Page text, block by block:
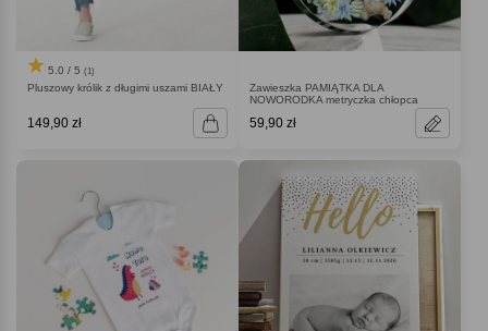
5.0 / 5 (1)
Pluszowy królik z długimi uszami BIAŁY
149,90 zł
Zawieszka PAMIĄTKA DLA
NOWORODKA metryczka chłopca
59,90 zł